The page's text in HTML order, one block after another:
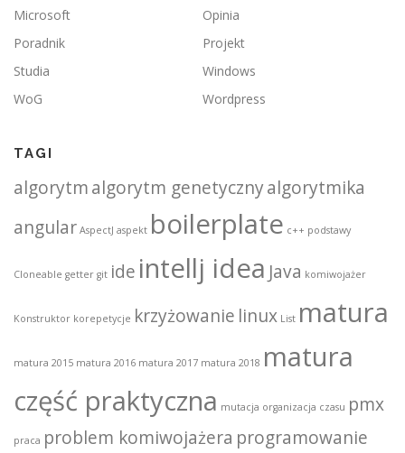
Microsoft
Opinia
Poradnik
Projekt
Studia
Windows
WoG
Wordpress
TAGI
algorytmalgorytm genetycznyalgorytmika
angular AspectJ aspekt boilerplate c++ podstawy
Cloneable getter git ide intellj idea Java komiwojażer
Konstruktor korepetycje krzyżowanie linux List matura
matura 2015 matura 2016 matura 2017 matura 2018 matura
część praktyczna mutacja organizacja czasu pmx
praca problem komiwojażera programowanie